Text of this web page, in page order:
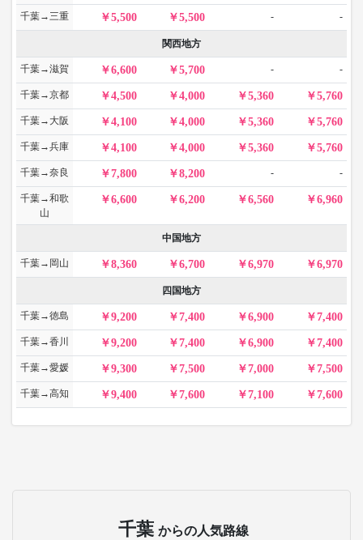
千葉→三重 5,500 5,500 - -
関西地方
千葉→滋賀 6,600 5,700 - -
千葉→京都 4,500 4,000 5,360 5,760
千葉→大阪 4,100 4,000 5,360 5,760
千葉→兵庫 4,100 4,000 5,360 5,760
千葉→奈良 7,800 8,200 - -
千葉→和歌
山
6,600 6,200 6,560 6,960
中国地方
千葉→岡山 8,360 6,700 6,970 6,970
四国地方
千葉→徳島 9,200 7,400 6,900 7,400
千葉→香川 9,200 7,400 6,900 7,400
千葉→愛媛 9,300 7,500 7,000 7,500
千葉→高知 9,400 7,600 7,100 7,600
千葉 からの人気路線